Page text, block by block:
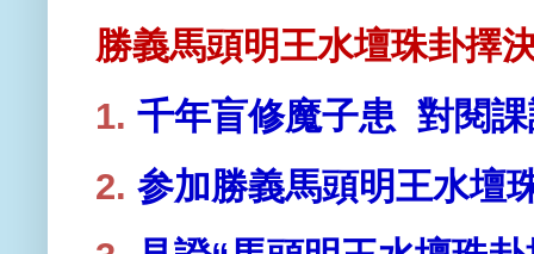
勝義馬頭明王水壇珠卦擇
1. 千年盲修魔子患 對閱
2. 参加勝義馬頭明王水壇